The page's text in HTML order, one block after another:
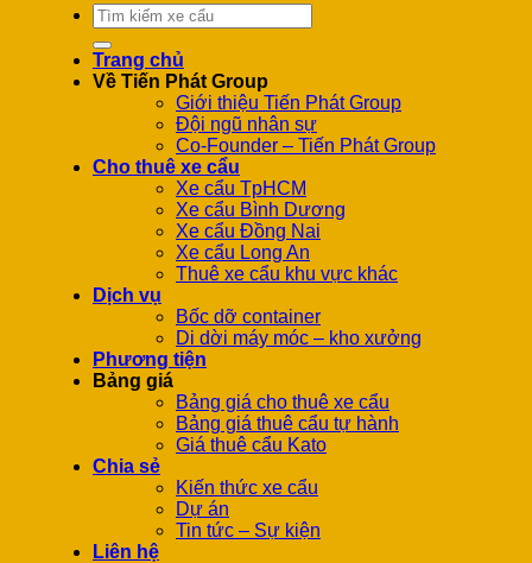
Tìm
kiếm:
Trang chủ
Về Tiến Phát Group
Giới thiệu Tiến Phát Group
Đội ngũ nhân sự
Co-Founder – Tiến Phát Group
Cho thuê xe cẩu
Xe cẩu TpHCM
Xe cẩu Bình Dương
Xe cẩu Đồng Nai
Xe cẩu Long An
Thuê xe cẩu khu vực khác
Dịch vụ
Bốc dỡ container
Di dời máy móc – kho xưởng
Phương tiện
Bảng giá
Bảng giá cho thuê xe cẩu
Bảng giá thuê cẩu tự hành
Giá thuê cẩu Kato
Chia sẻ
Kiến thức xe cẩu
Dự án
Tin tức – Sự kiện
Liên hệ